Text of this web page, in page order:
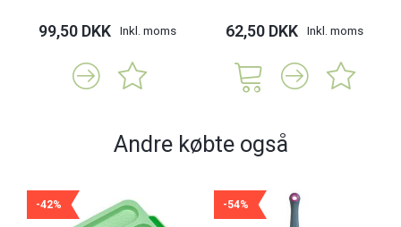
99,50 DKK Inkl. moms 62,50 DKK Inkl. moms
Andre købte også
-42% -54%